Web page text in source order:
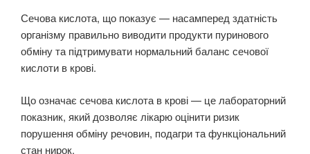
Сечова кислота, що показує — насамперед здатність
організму правильно виводити продукти пуринового
обміну та підтримувати нормальний баланс сечової
кислоти в крові.
Що означає сечова кислота в крові — це лабораторний
показник, який дозволяє лікарю оцінити ризик
порушення обміну речовин, подагри та функціональний
стан нирок.